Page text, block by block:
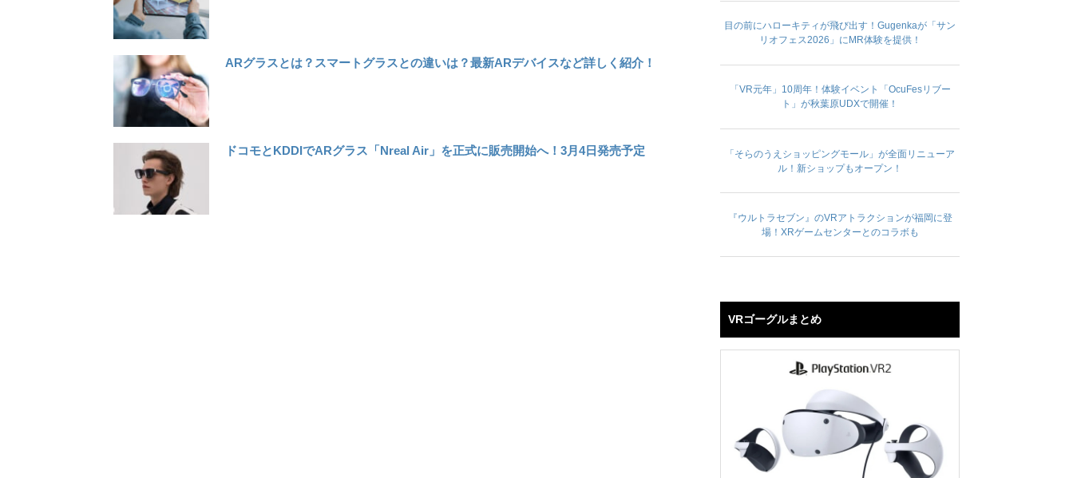
ARグラスとは？スマートグラスとの違いは？最新ARデバイスなど詳しく紹介！
ドコモとKDDIでARグラス「Nreal Air」を正式に販売開始へ！3月4日発売予定
目の前にハローキティが飛び出す！Gugenkaが「サン
リオフェス2026」にMR体験を提供！
「VR元年」10周年！体験イベント「OcuFesリブー
ト」が秋葉原UDXで開催！
「そらのうえショッピングモール」が全面リニューア
ル！新ショップもオープン！
『ウルトラセブン』のVRアトラクションが福岡に登
場！XRゲームセンターとのコラボも
VRゴーグルまとめ